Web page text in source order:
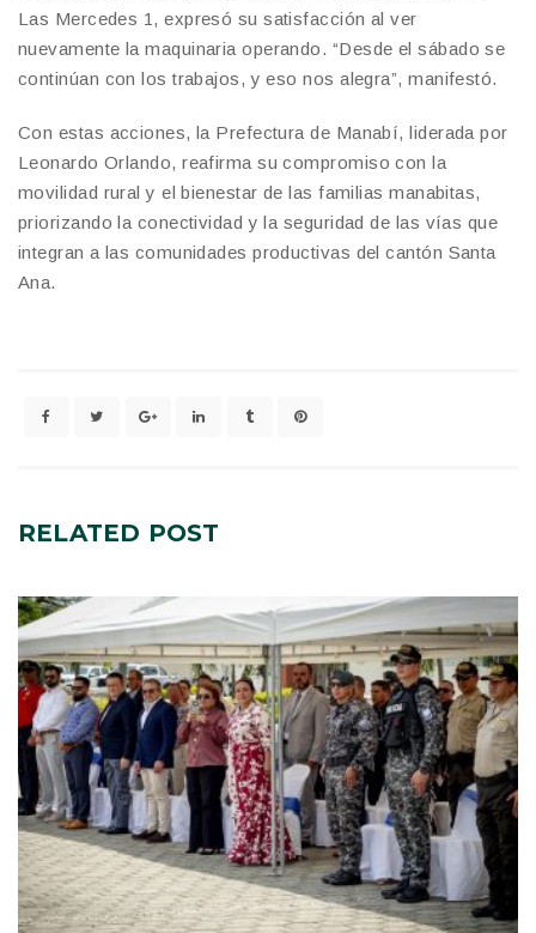
Las Mercedes 1, expresó su satisfacción al ver
nuevamente la maquinaria operando. “Desde el sábado se
continúan con los trabajos, y eso nos alegra”, manifestó.
Con estas acciones, la Prefectura de Manabí, liderada por
Leonardo Orlando, reafirma su compromiso con la
movilidad rural y el bienestar de las familias manabitas,
priorizando la conectividad y la seguridad de las vías que
integran a las comunidades productivas del cantón Santa
Ana.
RELATED POST